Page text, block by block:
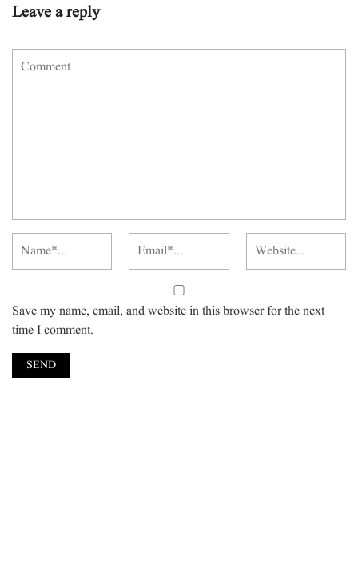
Leave a reply
Save my name, email, and website in this browser for the next
time I comment.